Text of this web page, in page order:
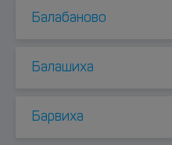
Балабаново
Балашиха
Барвиха